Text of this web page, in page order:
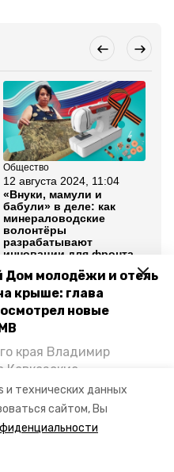
и технических данных
сайтом, Вы
Дом молодёжи и отель
крыше: глава
новые
края Владимир
Кавказские
и
предложения о
для местных
«Победы26».
Общество
12 августа 2024, 11:04
«Внуки, мамули и
бабули» в деле: как
минераловодские
волонтёры
разрабатывают
инновации для фронта